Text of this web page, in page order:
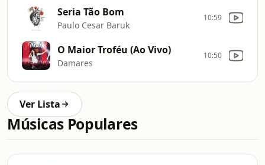
Seria Tão Bom
Paulo Cesar Baruk
10:59
O Maior Troféu (Ao Vivo)
Damares
10:50
Ver Lista
Músicas Populares